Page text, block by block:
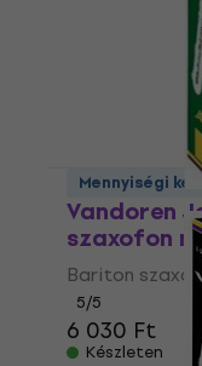
Vandoren
szaxofon
Bariton
5/5
6 030 Ft
Készleten
Mennyiségi